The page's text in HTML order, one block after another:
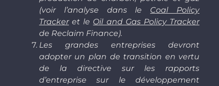
(voir l’analyse dans le Coal Policy
Trackeret le Oil and Gas Policy Tracker
de Reclaim Finance).
Les grandes entreprises devront
adopter un plan de transition en vertu
de la directive sur les rapports
d’entreprise sur le développement